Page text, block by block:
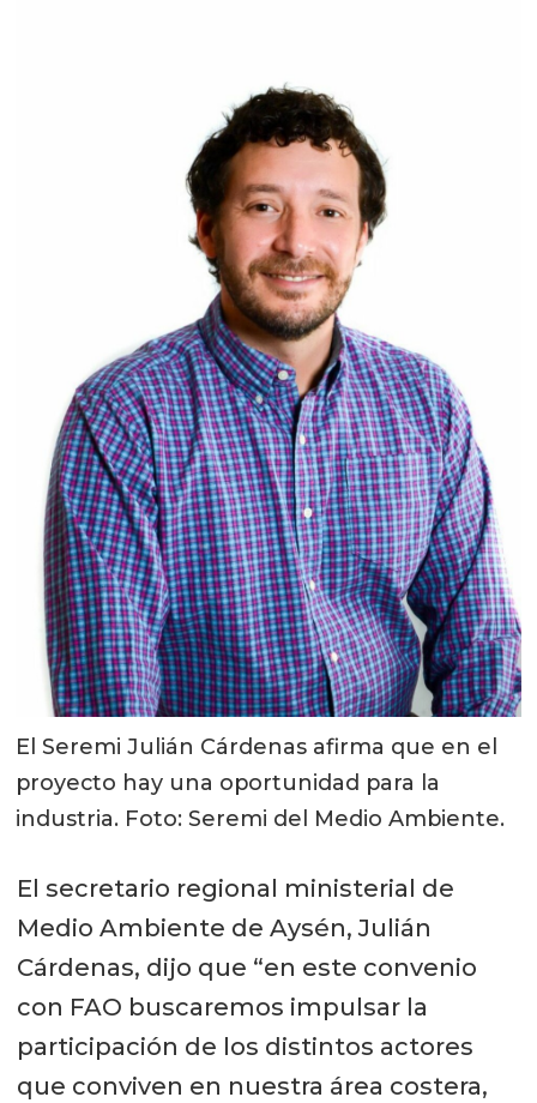
El Seremi Julián Cárdenas afirma que en el
proyecto hay una oportunidad para la
industria. Foto: Seremi del Medio Ambiente.
El secretario regional ministerial de
Medio Ambiente de Aysén, Julián
Cárdenas, dijo que “en este convenio
con FAO buscaremos impulsar la
participación de los distintos actores
que conviven en nuestra área costera,